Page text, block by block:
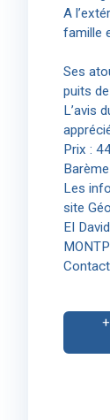
A
famille
Ses
puits
L’avis
Prix :
Les
site
EI